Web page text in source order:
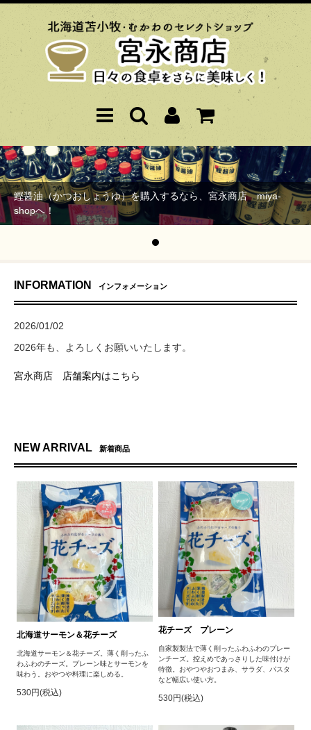
鰹醤油（かつおしょうゆ）を購入するなら、宮永商店 miya-
shopへ！
INFORMATION インフォメーション
2026/01/02
2026年も、よろしくお願いいたします。
宮永商店 店舗案内はこちら
NEW ARRIVAL 新着商品
北海道サーモン＆花チーズ
北海道サーモン＆花チーズ。薄く削ったふ
わふわのチーズ。プレーン味とサーモンを
味わう。おやつや料理に楽しめる。
530円(税込)
花チーズ プレーン
自家製製法で薄く削ったふわふわのプレー
ンチーズ。控えめであっさりした味付けが
特徴。おやつやおつまみ、サラダ、パスタ
など幅広い使い方。
530円(税込)